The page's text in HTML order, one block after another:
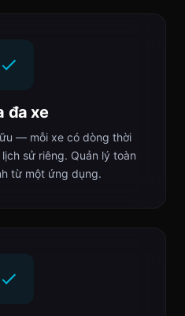
đa xe
— mỗi xe có dòng thời
sử riêng. Quản lý toàn
từ một ứng dụng.